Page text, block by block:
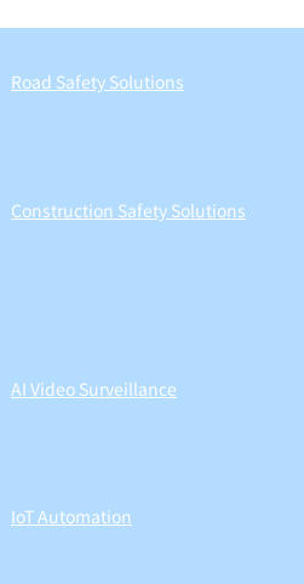
Road Safety Solutions
Construction Safety Solutions
AI Video Surveillance
IoT Automation